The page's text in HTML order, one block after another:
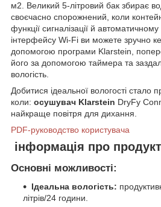
м2. Великий 5-літровий бак збирає
своєчасно спорожнений, коли
функції сигналізації й
інтерфейсу Wi-Fi ви можете зручно
допомогою програми Klarstein,
його за допомогою таймера та
вологість.
Добитися ідеальної вологості стало
коли: осушувач Klarstein DryFy
найкраще повітря для дихання.
PDF-руководство користувача
інформація про продукт
Основні можливості:
Ідеальна вологість:
літрів/24 години.